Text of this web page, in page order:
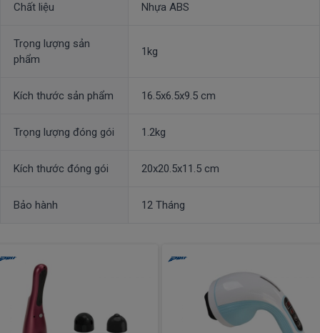
Chất liệu Nhựa ABS
Trọng lượng sản
phẩm
1kg
Kích thước sản phẩm 16.5x6.5x9.5 cm
Trọng lượng đóng gói 1.2kg
Kích thước đóng gói 20x20.5x11.5 cm
Bảo hành 12 Tháng